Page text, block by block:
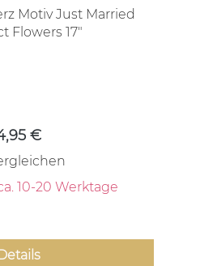
Motiv Just Married
Flowers 17"
€
10-20 Werktage
Details